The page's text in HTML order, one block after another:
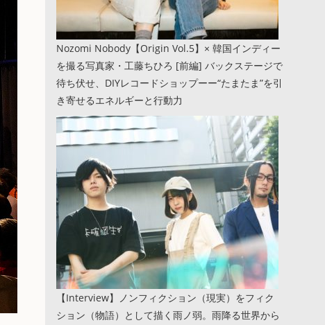
Nozomi Nobody【Origin Vol.5】× 韓国インディー
を撮る写真家・工藤ちひろ [前編] バックステージで
待ち伏せ、DIYレコードショップーー“たまたま”を引
き寄せるエネルギーと行動力
【Interview】ノンフィクション（現実）をフィク
ション（物語）として描く雨ノ弱。雨降る世界から